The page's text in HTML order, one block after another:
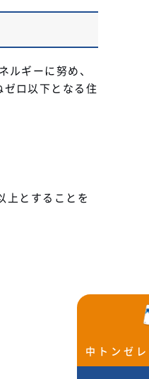
ギーに努め、
ロ以下となる住
上とすることを
プレゼント中